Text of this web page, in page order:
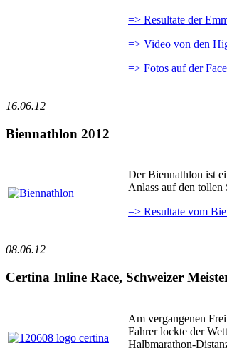
=> Resultate der
=> Video von den
=> Fotos auf der
16.06.12
Biennathlon 2012
Der Biennathlon ist
Anlass auf den tollen
=> Resultate vom
08.06.12
Certina Inline Race, Schweizer
Am vergangenen
Fahrer lockte der
Halbmarathon-